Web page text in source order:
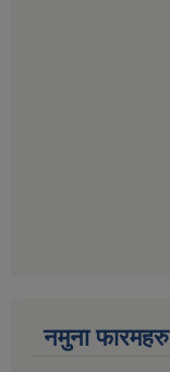
नमुना फारमहरु